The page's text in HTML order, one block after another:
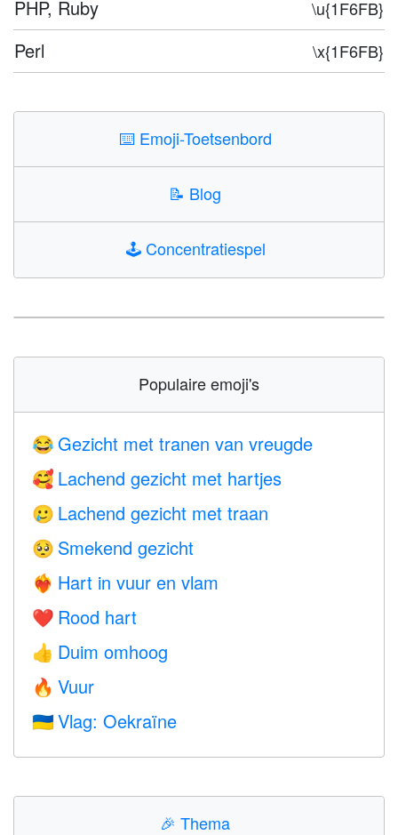
PHP, Ruby \u{1F6FB}
Perl \x{1F6FB}
⌨️ Emoji-Toetsenbord
📝 Blog
🕹️Concentratiespel
Populaire emoji's
😂 Gezicht met tranen van vreugde
🥰 Lachend gezicht met hartjes
🥲 Lachend gezicht met traan
🥺 Smekend gezicht
❤️‍🔥 Hart in vuur en vlam
❤️ Rood hart
👍 Duim omhoog
🔥 Vuur
🇺🇦 Vlag: Oekraïne
🎉 Thema